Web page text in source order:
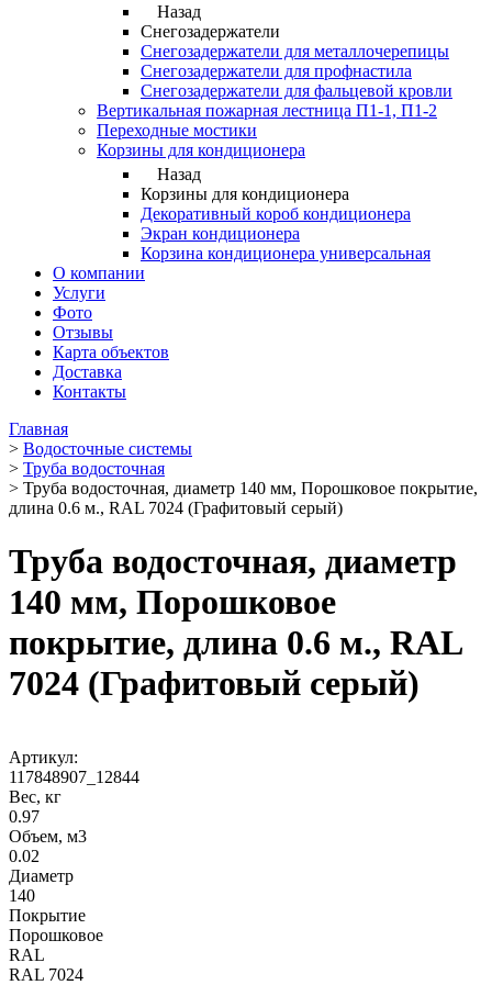
Назад
Снегозадержатели
Снегозадержатели для металлочерепицы
Снегозадержатели для профнастила
Снегозадержатели для фальцевой кровли
Вертикальная пожарная лестница П1-1, П1-2
Переходные мостики
Корзины для кондиционера
Назад
Корзины для кондиционера
Декоративный короб кондиционера
Экран кондиционера
Корзина кондиционера универсальная
О компании
Услуги
Фото
Отзывы
Карта объектов
Доставка
Контакты
Главная
> Водосточные системы
> Труба водосточная
> Труба водосточная, диаметр 140 мм, Порошковое покрытие,
длина 0.6 м., RAL 7024 (Графитовый серый)
Труба водосточная, диаметр
140 мм, Порошковое
покрытие, длина 0.6 м., RAL
7024 (Графитовый серый)
Артикул:
117848907_12844
Вес, кг
0.97
Объем, м3
0.02
Диаметр
140
Покрытие
Порошковое
RAL
RAL 7024